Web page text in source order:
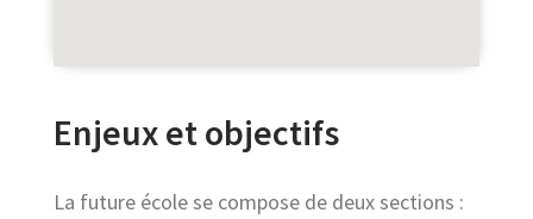
Enjeux et objectifs
La future école se compose de deux sections :